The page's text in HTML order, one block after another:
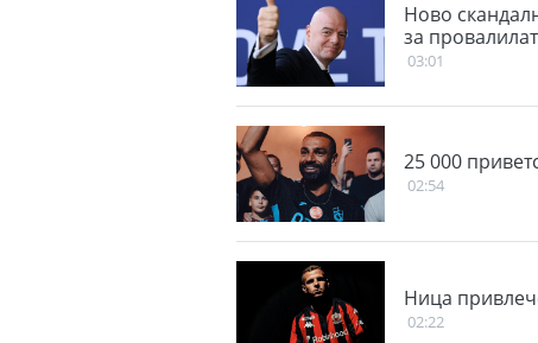
Ново
за
03:01
25 000
02:54
Ница
02:22